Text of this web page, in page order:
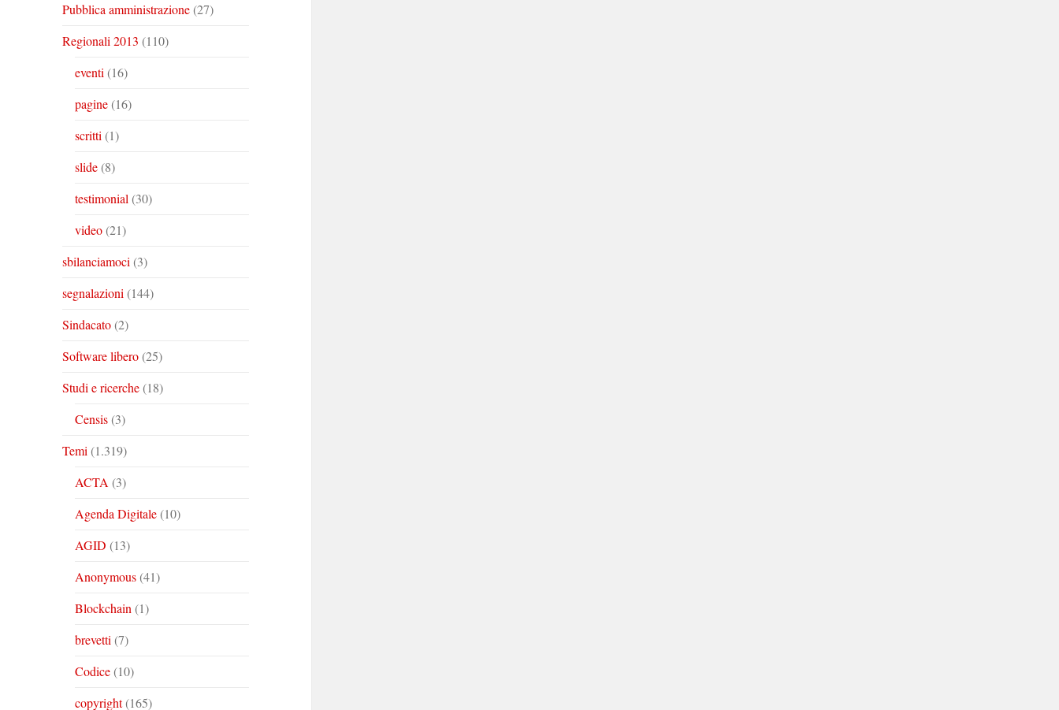
Pubblica amministrazione(27)
Regionali 2013 (110)
eventi (16)
pagine(16)
scritti (1)
slide(8)
testimonial (30)
video(21)
sbilanciamoci (3)
segnalazioni (144)
Sindacato(2)
Software libero(25)
Studi e ricerche(18)
Censis(3)
Temi (1.319)
ACTA (3)
Agenda Digitale(10)
AGID (13)
Anonymous(41)
Blockchain (1)
brevetti (7)
Codice(10)
copyright(165)